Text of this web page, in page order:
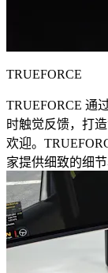
TRUEFORCE
TRUEFORCE 通
时触觉反馈，打
欢迎。
家提供细致的细